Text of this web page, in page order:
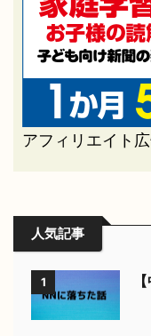
アフィリエイト
人気記事
1